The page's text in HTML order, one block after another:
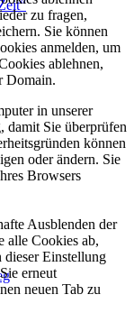
zu fragen,
Sie können
anmelden, um
ablehnen,
Domain.
in unserer
damit Sie überprüfen
können
oder ändern. Sie
Browsers
Ausblenden der
alle Cookies ab,
dieser Einstellung
erneut
neuen Tab zu